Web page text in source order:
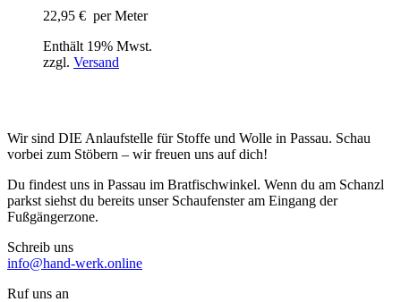
22,95 € per Meter
Enthält 19% Mwst.
zzgl. Versand
Wir sind DIE Anlaufstelle für Stoffe und Wolle in Passau. Schau
vorbei zum Stöbern – wir freuen uns auf dich!
Du findest uns in Passau im Bratfischwinkel. Wenn du am Schanzl
parkst siehst du bereits unser Schaufenster am Eingang der
Fußgängerzone.
Schreib uns
info@hand-werk.online
Ruf uns an